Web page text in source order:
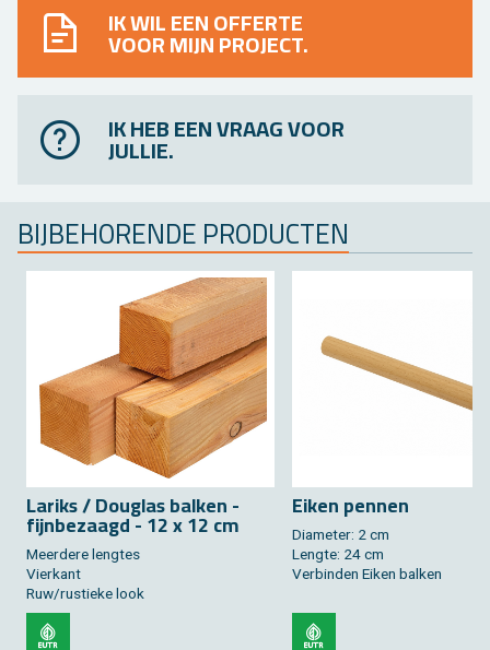
IK WIL EEN OFFERTE
VOOR MIJN PROJECT.
IK HEB EEN VRAAG VOOR
JULLIE.
BIJ­BE­HO­REN­DE PRO­DUC­TEN
La­riks / Dou­g­las bal­ken -
fijn­be­zaagd - 12 x 12 cm
Meer­de­re leng­tes
Vier­kant
Ruw/rus­tie­ke look
Eiken pen­nen
Dia­me­ter: 2 cm
Leng­te: 24 cm
Ver­bin­den Eiken bal­ken